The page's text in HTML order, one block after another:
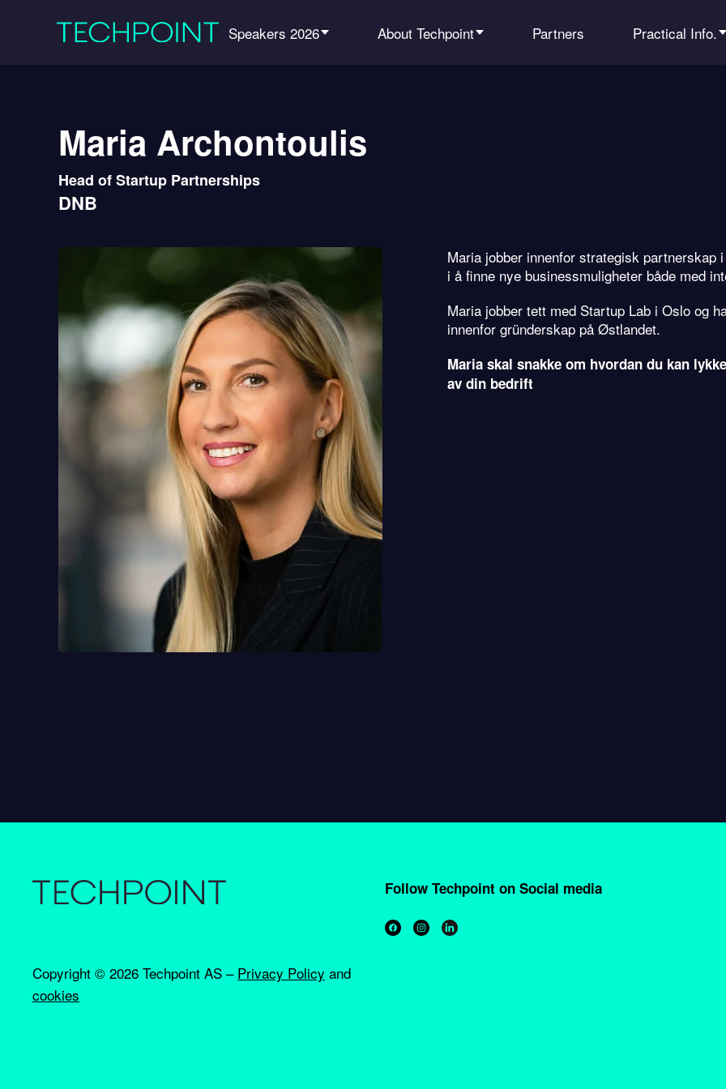
Speakers 2026 About Techpoint Partners Practical Info.
Maria Archontoulis
Head of Startup Partnerships
DNB
Maria jobber innenfor strategisk
i å finne nye businessmuligheter både med
Maria jobber tett med Startup Lab i Oslo og
innenfor gründerskap på Østlandet.
Maria skal snakke om hvordan du kan
av din bedrift
Copyright © 2026 Techpoint AS – Privacy Policy and
cookies
Follow Techpoint on Social media